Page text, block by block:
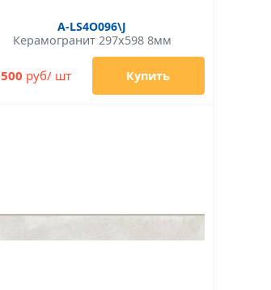
A-LS4O096\J
Керамогранит 297x598 8мм
500 руб/ шт Купить